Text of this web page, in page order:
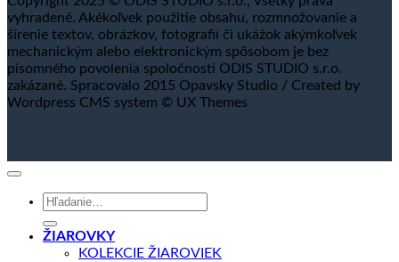
vyhradené. Akékoľvek použitie obsahu, rozmnožovanie a
šírenie textov, obrázkov, fotografií či ukážok akýmkoľvek
mechanickým alebo elektronickým spôsobom je bez
písomného povolenia spoločnosti ODIS STUDIO s.r.o.
zakázané. Spracovalo 2015 Opavsky Studio / Created by
Wordpress CMS system © UX Themes
Hľadať:
ŽIAROVKY
KOLEKCIE ŽIAROVIEK